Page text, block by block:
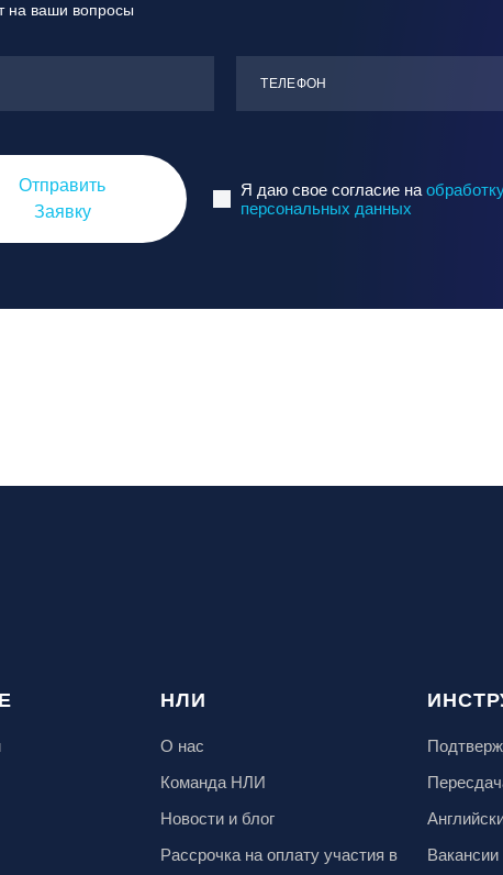
на ваши вопросы
ТЕЛЕФОН
Отправить
Заявку
Я даю свое согласие на
персональных данных
НЛИ
О нас
Команда НЛИ
Новости и блог
Рассрочка на оплату участия в
Вакансии